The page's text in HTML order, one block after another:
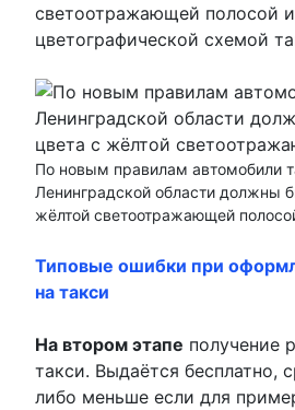
светоотражающей полосой
цветографической схемой
По новым правилам автомобили
Ленинградской области должны
жёлтой светоотражающей
Типовые ошибки при
на такси
На втором этапе получение
такси. Выдаётся бесплатно,
либо меньше если для